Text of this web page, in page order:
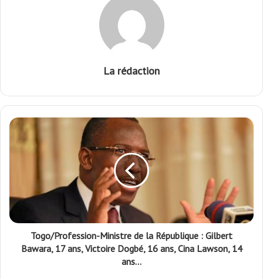
La rédaction
Togo/Profession-Ministre de la République : Gilbert
Bawara, 17 ans, Victoire Dogbé, 16 ans, Cina Lawson, 14
ans…